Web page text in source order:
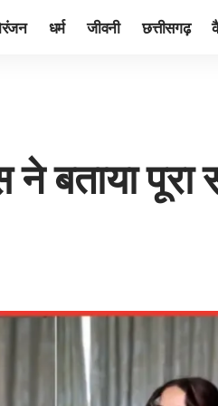
धर्म जीवनी छत्तीसगढ़
ने बताया